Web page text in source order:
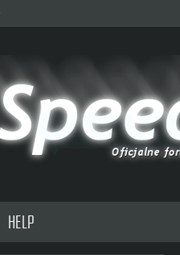
HELP